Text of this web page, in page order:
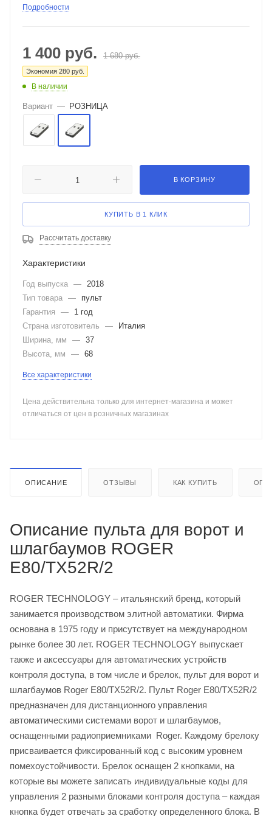
Подробности
1 400 руб. 1 680руб.
Экономия 280 руб.
В наличии
Вариант — РОЗНИЦА
В КОРЗИНУ
КУПИТЬ В 1 КЛИК
Рассчитать доставку
Характеристики
Год выпуска — 2018
Тип товара —
пульт
Гарантия
—
1 год
Страна изготовитель
—
Италия
Ширина, мм
— 37
Высота, мм
— 68
Все характеристики
Цена действительна только для интернет-магазина и может
отличаться от цен в розничных магазинах
ОПИСАНИЕ ОТЗЫВЫ КАК КУПИТЬ
Описание пульта для ворот и
шлагбаумов ROGER
E80/TX52R/2
ROGER TECHNOLOGY – итальянский бренд, который
занимается производством элитной автоматики. Фирма
основана в 1975 году и присутствует на международном
рынке более 30 лет. ROGER TECHNOLOGY выпускает
также и аксессуары для автоматических устройств
контроля доступа, в том числе и брелок, пульт для ворот и
шлагбаумов Roger E80/TX52R/2. Пульт Roger E80/TX52R/2
предназначен для дистанционного управления
автоматическими системами ворот и шлагбаумов,
оснащенными радиоприемниками Roger. Каждому брелоку
присваивается фиксированный код с высоким уровнем
помехоустойчивости. Брелок оснащен 2 кнопками, на
которые вы можете записать индивидуальные коды для
управления 2 разными блоками контроля доступа – каждая
кнопка будет отвечать за сработку определенного блока. В